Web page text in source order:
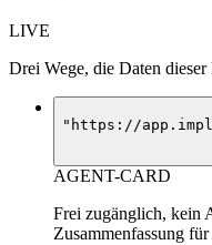
LIVE
Drei Wege, die Daten
"https://
AGENT-CARD
Frei zugänglich,
Zusammenfassung